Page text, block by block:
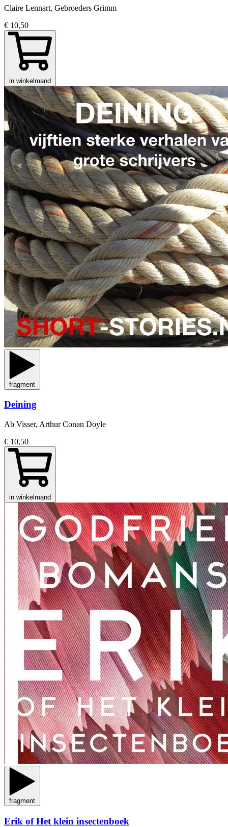
Claire Lennart, Gebroeders Grimm
€ 10,50
in winkelmand
fragment
Deining
Ab Visser, Arthur Conan Doyle
€ 10,50
in winkelmand
fragment
Erik of Het klein insectenboek